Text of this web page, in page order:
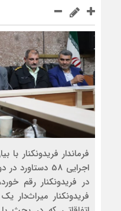
فرماندار فریدونکنار
اجرایی 58
در فریدونکنار رقم